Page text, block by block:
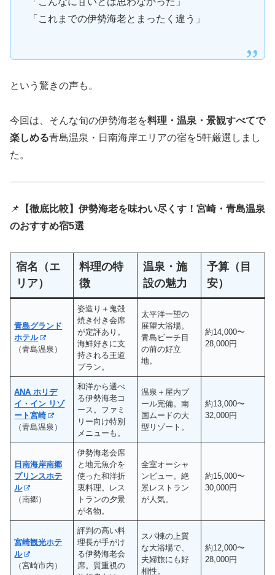
「これまでの伊勢海老とまったく違う」
という驚きの声も。
今回は、そんな旬の伊勢海老を料理・温泉・景観すべてで
楽しめる青島温泉・日南海岸エリアの宿を5軒厳選しまし
た。
📌
【徹底比較】伊勢海老を味わい尽くす！宮崎・青島温泉
のおすすめ宿5選
宿名（エ
リア）
料理の特
徴
温泉・施
設の魅力
予算（目
安）
青島グランド
ホテル
（青島温泉）
姿造り＋鬼殻
焼き付き会席
が定評あり。
海鮮好きに支
持される王道
プラン。
太平洋一望の
展望大浴場。
青島ビーチ目
の前の好立
地。
約14,000〜
28,000円
ANA ホリデ
イ・イン リゾ
ート宮崎
（青島温泉）
和洋から選べ
る伊勢海老コ
ース。ファミ
リー向け特別
メニューも。
温泉＋屋内プ
ール完備。南
国ムードの大
型リゾート。
約13,000〜
32,000円
日南海岸南郷
プリンスホテ
ル
（南郷）
伊勢海老会席
と地元魚介を
使った和洋折
衷料理。レス
トランの夕景
が名物。
全室オーシャ
ンビュー。絶
景レストラン
が人気。
約15,000〜
30,000円
宮崎観光ホテ
ル
（宮崎市内）
評判の高い料
理長が手がけ
る伊勢海老会
席。質重視の
スパ棟の上質
な大浴場で、
夫婦旅にも好
相性。
約12,000〜
28,000円